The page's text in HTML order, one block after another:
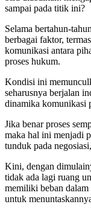
sampai pada titik ini?
Selama bertahun-
berbagai faktor,
komunikasi antara
proses hukum.
Kondisi ini
seharusnya berjalan
dinamika komunikasi
Jika benar proses
maka hal ini menjadi
tunduk pada
Kini, dengan
tidak ada lagi ruang
memiliki beban
untuk